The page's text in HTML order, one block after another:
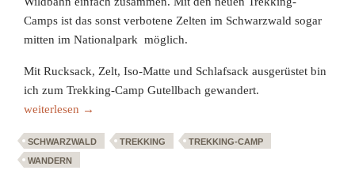
Camps ist das sonst verbotene Zelten im Schwarzwald sogar
mitten im Nationalpark möglich.
Mit Rucksack, Zelt, Iso-Matte und Schlafsack ausgerüstet bin
ich zum Trekking-Camp Gutellbach gewandert.
Mikroabenteuer im Trekking-Camp Schwarzwald
weiterlesen →
SCHWARZWALD TREKKING
TREKKING-CAMP
WANDERN